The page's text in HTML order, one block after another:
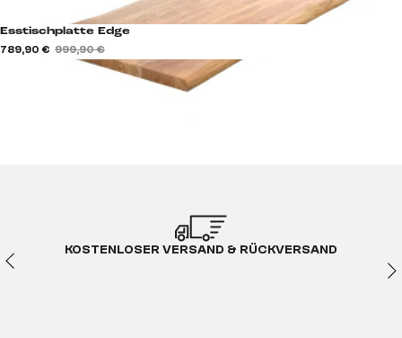
Esstischplatte Edge
789,90 € 999,90 €
KOSTENLOSER VERSAND & RÜCKVERSAND